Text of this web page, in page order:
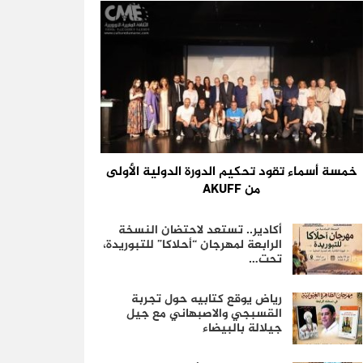
خمسة أسماء تقود تحكيم الدورة الدولية الأولى
من AKUFF
أكادير.. تستعد لاحتضان النسخة
الرابعة لمهرجان “أحلاكا” للتبوريدة،
تحت…
رياض يوقع كتابيه حول تجربة
القسبجي والاصبهاني مع جيل
جيلالة بالبيضاء